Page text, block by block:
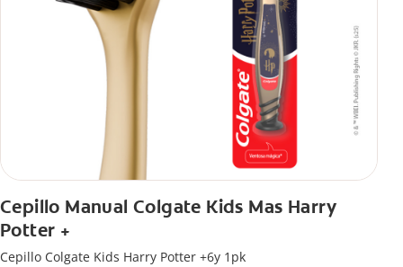
Cepillo Manual Colgate Kids Mas Harry
Potter +
Cepillo Colgate Kids Harry Potter +6y 1pk